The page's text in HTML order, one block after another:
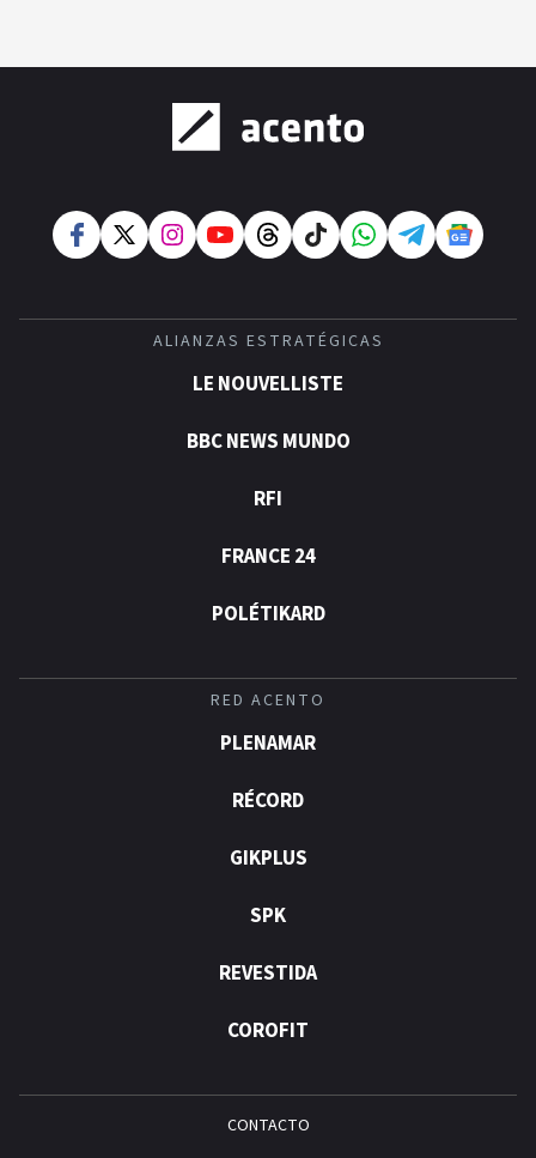
ALIANZAS ESTRATÉGICAS
LE NOUVELLISTE
BBC NEWS MUNDO
RFI
FRANCE 24
POLÉTIKARD
RED ACENTO
PLENAMAR
RÉCORD
GIKPLUS
SPK
REVESTIDA
COROFIT
CONTACTO